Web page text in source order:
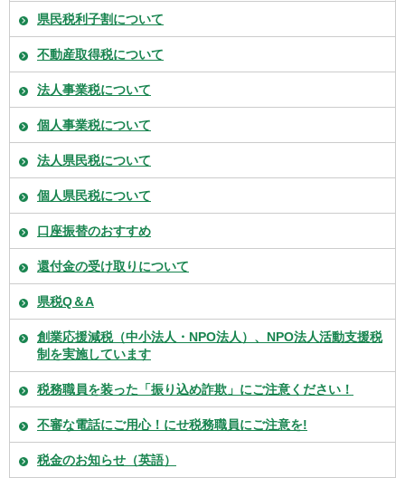
県民税利子割について
不動産取得税について
法人事業税について
個人事業税について
法人県民税について
個人県民税について
口座振替のおすすめ
還付金の受け取りについて
県税Q＆A
創業応援減税（中小法人・NPO法人）、NPO法人活動支援税
制を実施しています
税務職員を装った「振り込め詐欺」にご注意ください！
不審な電話にご用心！にせ税務職員にご注意を!
税金のお知らせ（英語）